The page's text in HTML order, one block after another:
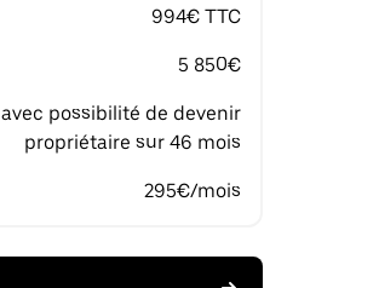
994€ TTC
5 850€
possibilité de devenir
propriétaire sur 46 mois
295€/mois